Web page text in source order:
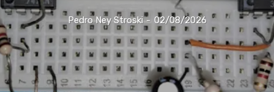
Pedro Ney Stroski - 02/08/2026